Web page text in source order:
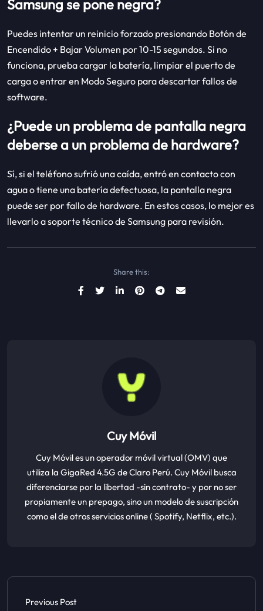
Samsung se pone negra?
Puedes intentar un reinicio forzado presionando Botón de
Encendido + Bajar Volumen por 10-15 segundos. Si no
funciona, prueba cargar la batería, limpiar el puerto de
carga o entrar en Modo Seguro para descartar fallos de
software.
¿Puede un problema de pantalla negra
deberse a un problema de hardware?
Sí, si el teléfono sufrió una caída, entró en contacto con
agua o tiene una batería defectuosa, la pantalla negra
puede ser por fallo de hardware. En estos casos, lo mejor es
llevarlo a soporte técnico de Samsung para revisión.
Share this:
Cuy Móvil
Cuy Móvil es un operador móvil virtual (OMV) que
utiliza la GigaRed 4.5G de Claro Perú. Cuy Móvil busca
diferenciarse por la libertad -sin contrato- y por no ser
propiamente un prepago, sino un modelo de suscripción
como el de otros servicios online ( Spotify, Netflix, etc.).
Previous Post